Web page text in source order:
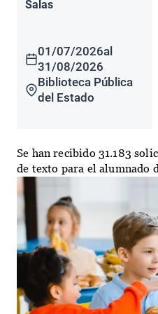
Salas
01/07/2026al
31/08/2026
Biblioteca Pública
del Estado
Se han recibido 31.183
de texto para el alumnado